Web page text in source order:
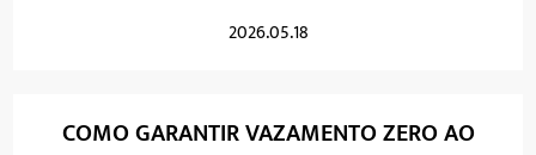
2026.05.18
COMO GARANTIR VAZAMENTO ZERO AO